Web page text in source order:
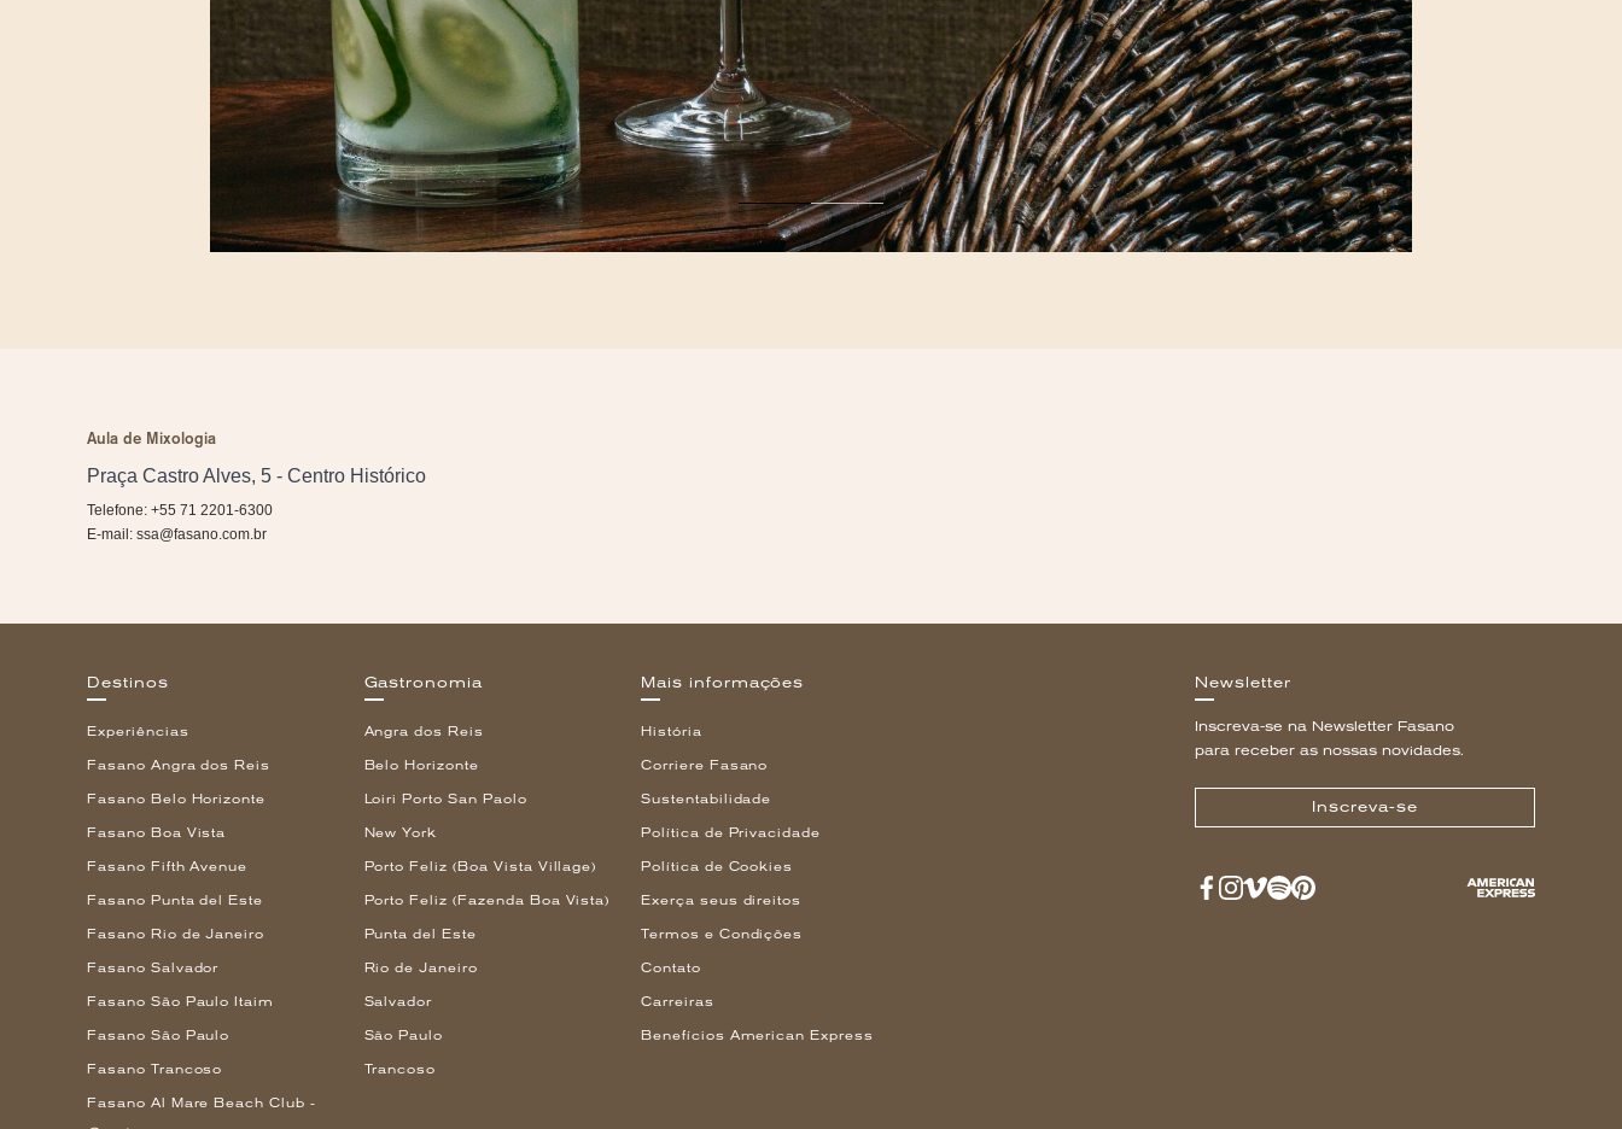
Aula de Mixologia
Praça Castro Alves, 5 - Centro Histórico
Telefone: +55 71 2201-6300
E-mail: ssa@fasano.com.br
Destinos
Experiências
Fasano Angra dos Reis
Fasano Belo Horizonte
Fasano Boa Vista
Fasano Fifth Avenue
Fasano Punta del Este
Fasano Rio de Janeiro
Fasano Salvador
Fasano São Paulo Itaim
Fasano São Paulo
Fasano Trancoso
Fasano Al Mare Beach Club -
Gastronomia
Angra dos Reis
Belo Horizonte
Loiri Porto San Paolo
New York
Porto Feliz (Boa Vista Village)
Porto Feliz (Fazenda Boa Vista)
Punta del Este
Rio de Janeiro
Salvador
São Paulo
Trancoso
Mais informações
História
Corriere Fasano
Sustentabilidade
Política de Privacidade
Política de Cookies
Exerça seus direitos
Termos e Condições
Contato
Carreiras
Benefícios American Express
Newsletter
Inscreva-se na Newsletter Fasano
para receber as nossas novidades.
Inscreva-se